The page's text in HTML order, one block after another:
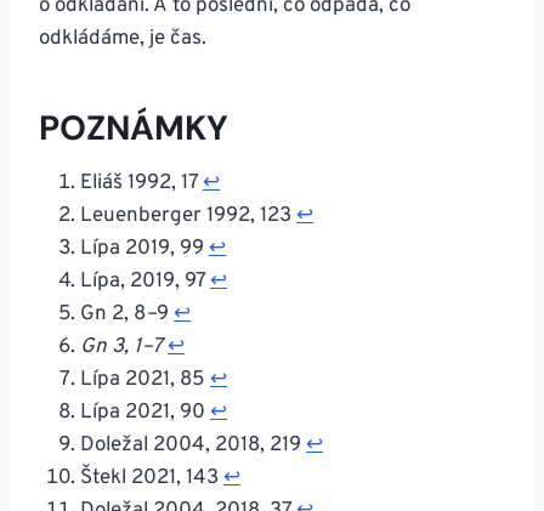
o odkládání. A to poslední, co odpadá, co
odkládáme, je čas.
POZNÁMKY
Eliáš 1992, 17↩︎
Leuenberger 1992, 123 ↩︎
Lípa 2019, 99 ↩︎
Lípa, 2019, 97↩︎
Gn 2, 8–9 ↩︎
Gn 3, 1–7↩︎
Lípa 2021, 85 ↩︎
Lípa 2021, 90 ↩︎
Doležal 2004, 2018, 219 ↩︎
Štekl 2021, 143 ↩︎